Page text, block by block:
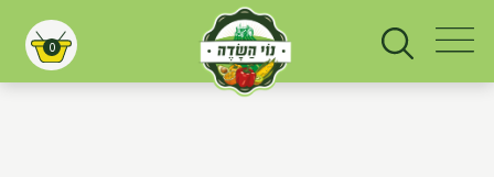
עגלת קניות
0